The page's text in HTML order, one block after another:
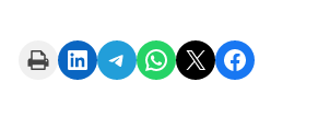
Share on Facebook
Share on X
Share on WhatsApp
Share on Telegram
Share on LinkedIn
Print this Page